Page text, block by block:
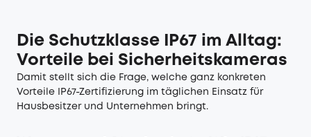
Die Schutzklasse IP67 im Alltag:
Vorteile bei Sicherheitskameras
Damit stellt sich die Frage, welche ganz konkreten
Vorteile IP67-Zertifizierung im täglichen Einsatz für
Hausbesitzer und Unternehmen bringt.